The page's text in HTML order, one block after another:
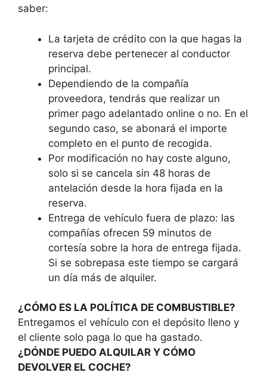
saber:
La tarjeta de crédito con la que hagas la
reserva debe pertenecer al conductor
principal.
Dependiendo de la compañía
proveedora, tendrás que realizar un
primer pago adelantado online o no. En el
segundo caso, se abonará el importe
completo en el punto de recogida.
Por modificación no hay coste alguno,
solo si se cancela sin 48 horas de
antelación desde la hora fijada en la
reserva.
Entrega de vehículo fuera de plazo: las
compañías ofrecen 59 minutos de
cortesía sobre la hora de entrega fijada.
Si se sobrepasa este tiempo se cargará
un día más de alquiler.
¿CÓMO ES LA POLÍTICA DE COMBUSTIBLE?
Entregamos el vehículo con el depósito lleno y
el cliente solo paga lo que ha gastado.
¿DÓNDE PUEDO ALQUILAR Y CÓMO
DEVOLVER EL COCHE?